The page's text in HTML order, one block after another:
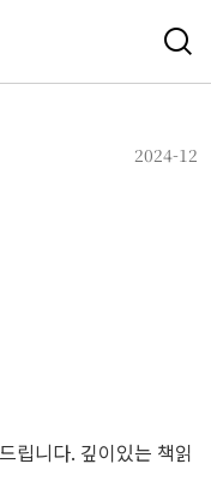
2024-12
립니다. 깊이있는 책읽